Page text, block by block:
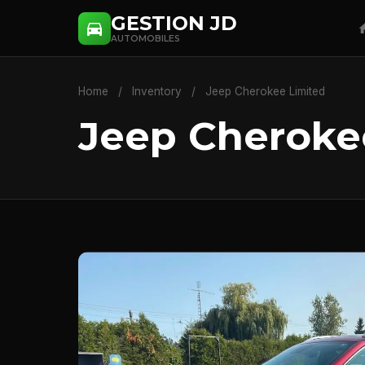
GESTION JD
AUTOMOBILES
Home / Inventory / Jeep Cherokee Limited
Jeep